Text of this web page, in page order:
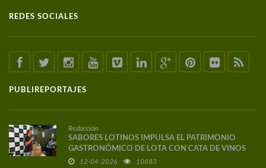
REDES SOCIALES
PUBLIREPORTAJES
Redacción
SABORES LOTINOS IMPULSA EL PATRIMONIO
GASTRONÓMICO DE LOTA CON CATA DE VINOS
DE AUTOR
12-04-2026 10883